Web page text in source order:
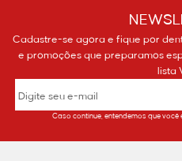
Cadastre-se agora e fique por
e promoções que preparamos
lista
Caso continue, entendemos que